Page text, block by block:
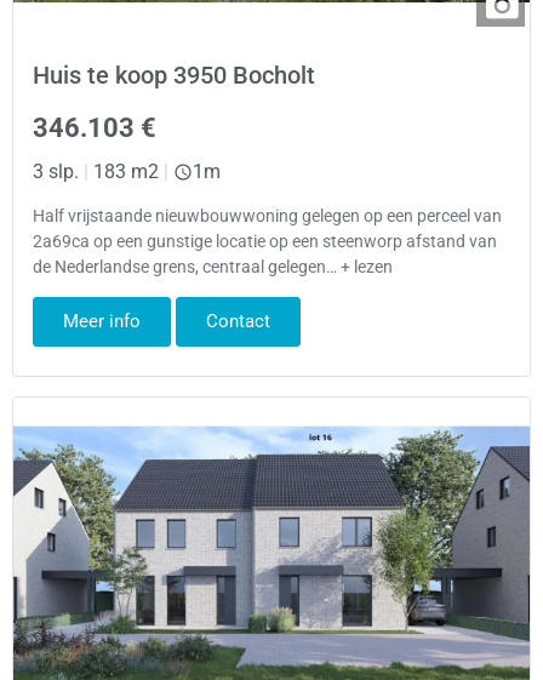
Huis te koop 3950 Bocholt
346.103 €
3 slp. | 183 m2 | 1m
Half vrijstaande nieuwbouwwoning gelegen op een perceel van
2a69ca op een gunstige locatie op een steenworp afstand van
de Nederlandse grens, centraal gelegen… + lezen
Meer info Contact